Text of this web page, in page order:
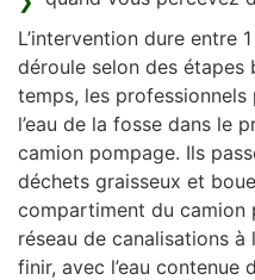
L’intervention dure entre
déroule selon des étapes
temps, les
l’eau de la fosse dans le
camion pompage. Ils
déchets graisseux et
compartiment du camion
réseau de canalisations à
finir, avec l’eau contenue